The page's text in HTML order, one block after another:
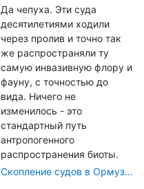
Да чепуха. Эти суда
десятилетиями ходили
через пролив и точно так
же распространяли ту
самую инвазивную флору и
фауну, с точностью до
вида. Ничего не
изменилось - это
стандартный путь
антропогенного
распространения биоты.
Скопление судов в Ормузском проливе грозит катастрофическим распространением инвазивных видов